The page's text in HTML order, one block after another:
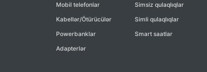
Mobil telefonlar
Kabellər/Ötürücülər
Powerbanklar
Adapterlər
Simsiz qulaqlıqlar
Simli qulaqlıqlar
Smart saatlar